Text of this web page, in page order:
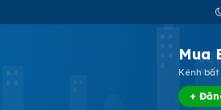
Mua
Kênh
+